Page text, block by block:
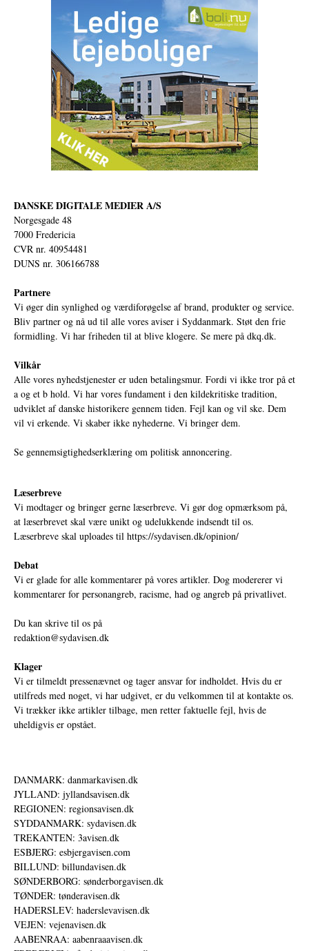
DANSKE DIGITALE MEDIER A/S
Norgesgade 48
7000 Fredericia
CVR nr. 40954481
DUNS nr. 306166788
Partnere
Vi øger din synlighed og værdiforøgelse af brand, produkter og service.
Bliv partner og nå ud til alle vores aviser i Syddanmark. Støt den frie
formidling. Vi har friheden til at blive klogere. Se mere på dkq.dk.
Vilkår
Alle vores nyhedstjenester er uden betalingsmur. Fordi vi ikke tror på et
a og et b hold. Vi har vores fundament i den kildekritiske tradition,
udviklet af danske historikere gennem tiden. Fejl kan og vil ske. Dem
vil vi erkende. Vi skaber ikke nyhederne. Vi bringer dem.
Se gennemsigtighedserklæring om politisk annoncering.
Læserbreve
Vi modtager og bringer gerne læserbreve. Vi gør dog opmærksom på,
at læserbrevet skal være unikt og udelukkende indsendt til os.
Læserbreve skal uploades til https://sydavisen.dk/opinion/
Debat
Vi er glade for alle kommentarer på vores artikler. Dog modererer vi
kommentarer for personangreb, racisme, had og angreb på privatlivet.
Du kan skrive til os på
redaktion@sydavisen.dk
Klager
Vi er tilmeldt pressenævnet og tager ansvar for indholdet. Hvis du er
utilfreds med noget, vi har udgivet, er du velkommen til at kontakte os.
Vi trækker ikke artikler tilbage, men retter faktuelle fejl, hvis de
uheldigvis er opstået.
DANMARK: danmarkavisen.dk
JYLLAND: jyllandsavisen.dk
REGIONEN: regionsavisen.dk
SYDDANMARK: sydavisen.dk
TREKANTEN: 3avisen.dk
ESBJERG: esbjergavisen.com
BILLUND: billundavisen.dk
SØNDERBORG: sønderborgavisen.dk
TØNDER: tønderavisen.dk
HADERSLEV: haderslevavisen.dk
VEJEN: vejenavisen.dk
AABENRAA: aabenraaavisen.dk